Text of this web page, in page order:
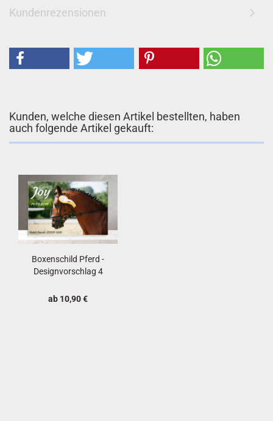
Kundenrezensionen
Kunden, welche diesen Artikel bestellten, haben
auch folgende Artikel gekauft:
Boxenschild Pferd -
Designvorschlag 4
ab 10,90 €